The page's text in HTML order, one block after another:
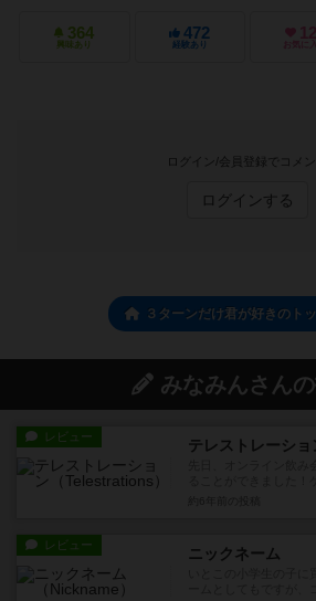
364
興味あり
472
経験あり お気に
ログイン/会員登録でコメン
ログインする
３ターンだけ君が好きのト
みなみんさん
レビュー テレストレーショ
レビュー ニックネーム